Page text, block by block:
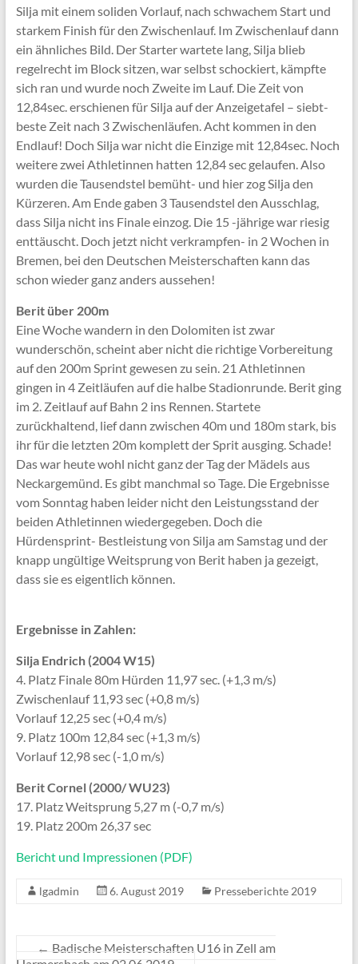
Silja mit einem soliden Vorlauf, nach schwachem Start und
starkem Finish für den Zwischenlauf. Im Zwischenlauf dann
ein ähnliches Bild. Der Starter wartete lang, Silja blieb
regelrecht im Block sitzen, war selbst schockiert, kämpfte
sich ran und wurde noch Zweite im Lauf. Die Zeit von
12,84sec. erschienen für Silja auf der Anzeigetafel – siebt-
beste Zeit nach 3 Zwischenläufen. Acht kommen in den
Endlauf! Doch Silja war nicht die Einzige mit 12,84sec. Noch
weitere zwei Athletinnen hatten 12,84 sec gelaufen. Also
wurden die Tausendstel bemüht- und hier zog Silja den
Kürzeren. Am Ende gaben 3 Tausendstel den Ausschlag,
dass Silja nicht ins Finale einzog. Die 15 -jährige war riesig
enttäuscht. Doch jetzt nicht verkrampfen- in 2 Wochen in
Bremen, bei den Deutschen Meisterschaften kann das
schon wieder ganz anders aussehen!
Berit über 200m
Eine Woche wandern in den Dolomiten ist zwar
wunderschön, scheint aber nicht die richtige Vorbereitung
auf den 200m Sprint gewesen zu sein. 21 Athletinnen
gingen in 4 Zeitläufen auf die halbe Stadionrunde. Berit ging
im 2. Zeitlauf auf Bahn 2 ins Rennen. Startete
zurückhaltend, lief dann zwischen 40m und 180m stark, bis
ihr für die letzten 20m komplett der Sprit ausging. Schade!
Das war heute wohl nicht ganz der Tag der Mädels aus
Neckargemünd. Es gibt manchmal so Tage. Die Ergebnisse
vom Sonntag haben leider nicht den Leistungsstand der
beiden Athletinnen wiedergegeben. Doch die
Hürdensprint- Bestleistung von Silja am Samstag und der
knapp ungültige Weitsprung von Berit haben ja gezeigt,
dass sie es eigentlich können.
Ergebnisse in Zahlen:
Silja Endrich (2004 W15)
4. Platz Finale 80m Hürden 11,97 sec. (+1,3 m/s)
Zwischenlauf 11,93 sec (+0,8 m/s)
Vorlauf 12,25 sec (+0,4 m/s)
9. Platz 100m 12,84 sec (+1,3 m/s)
Vorlauf 12,98 sec (-1,0 m/s)
Berit Cornel (2000/ WU23)
17. Platz Weitsprung 5,27 m (-0,7 m/s)
19. Platz 200m 26,37 sec
Bericht und Impressionen (PDF)
lgadmin 6. August 2019 Presseberichte 2019
← Badische Meisterschaften U16 in Zell am